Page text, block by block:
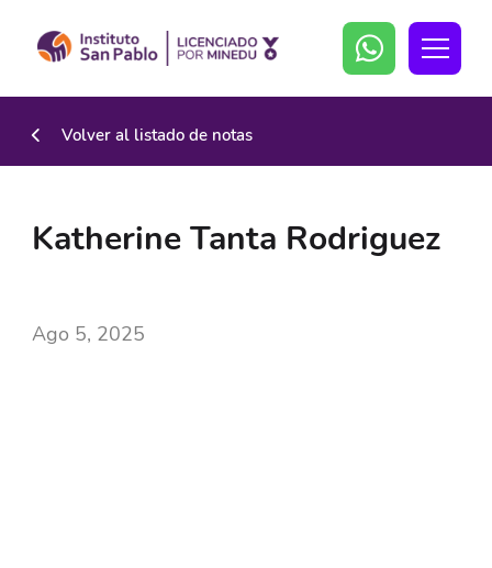
Volver al listado de notas
Katherine Tanta Rodriguez
Ago 5, 2025